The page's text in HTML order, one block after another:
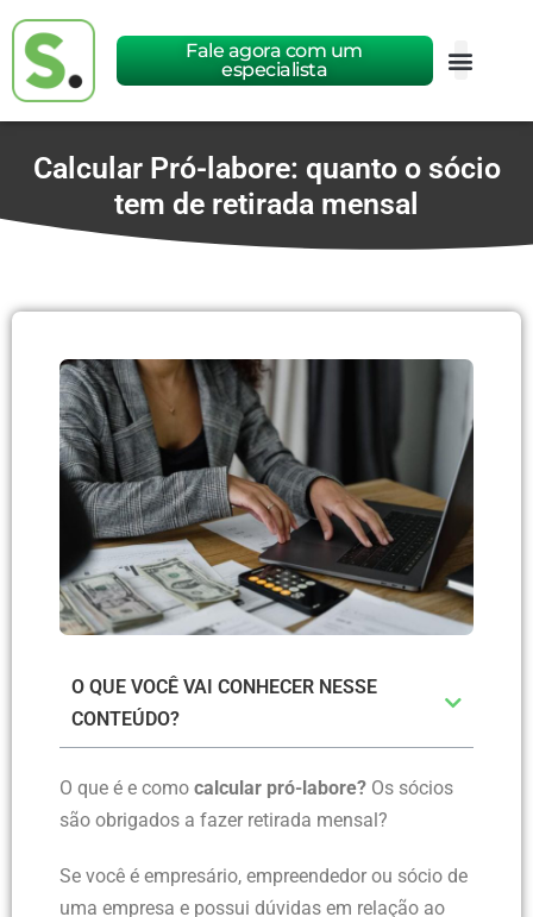
Fale agora com um
especialista
Calcular Pró-labore: quanto o sócio
tem de retirada mensal
O QUE VOCÊ VAI CONHECER NESSE
CONTEÚDO?
O que é e como calcular pró-labore? Os sócios
são obrigados a fazer retirada mensal?
Se você é empresário, empreendedor ou sócio de
uma empresa e possui dúvidas em relação ao